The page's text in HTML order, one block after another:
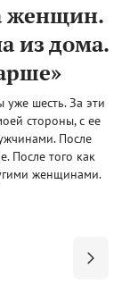
женщин.
из дома.
шесть. За эти
стороны, с ее
После
После того как
женщинами.